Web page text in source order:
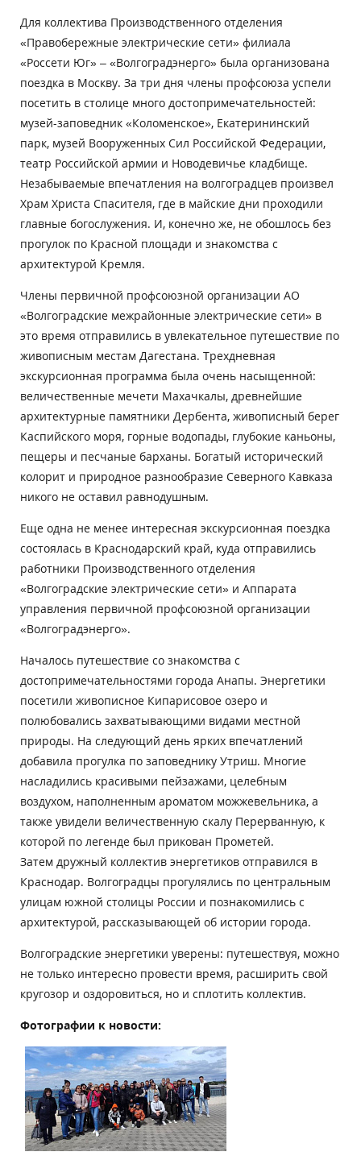
Для коллектива Производственного отделения
«Правобережные электрические сети» филиала
«Россети Юг» – «Волгоградэнерго» была организована
поездка в Москву. За три дня члены профсоюза успели
посетить в столице много достопримечательностей:
музей-заповедник «Коломенское», Екатерининский
парк, музей Вооруженных Сил Российской Федерации,
театр Российской армии и Новодевичье кладбище.
Незабываемые впечатления на волгоградцев произвел
Храм Христа Спасителя, где в майские дни проходили
главные богослужения. И, конечно же, не обошлось без
прогулок по Красной площади и знакомства с
архитектурой Кремля.
Члены первичной профсоюзной организации АО
«Волгоградские межрайонные электрические сети» в
это время отправились в увлекательное путешествие по
живописным местам Дагестана. Трехдневная
экскурсионная программа была очень насыщенной:
величественные мечети Махачкалы, древнейшие
архитектурные памятники Дербента, живописный берег
Каспийского моря, горные водопады, глубокие каньоны,
пещеры и песчаные барханы. Богатый исторический
колорит и природное разнообразие Северного Кавказа
никого не оставил равнодушным.
Еще одна не менее интересная экскурсионная поездка
состоялась в Краснодарский край, куда отправились
работники Производственного отделения
«Волгоградские электрические сети» и Аппарата
управления первичной профсоюзной организации
«Волгоградэнерго».
Началось путешествие со знакомства с
достопримечательностями города Анапы. Энергетики
посетили живописное Кипарисовое озеро и
полюбовались захватывающими видами местной
природы. На следующий день ярких впечатлений
добавила прогулка по заповеднику Утриш. Многие
насладились красивыми пейзажами, целебным
воздухом, наполненным ароматом можжевельника, а
также увидели величественную скалу Перерванную, к
которой по легенде был прикован Прометей.
Затем дружный коллектив энергетиков отправился в
Краснодар. Волгоградцы прогулялись по центральным
улицам южной столицы России и познакомились с
архитектурой, рассказывающей об истории города.
Волгоградские энергетики уверены: путешествуя, можно
не только интересно провести время, расширить свой
кругозор и оздоровиться, но и сплотить коллектив.
Фотографии к новости: